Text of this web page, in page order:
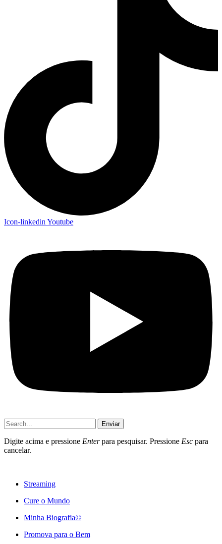
Icon-linkedin Youtube
Enviar
Digite acima e pressione Enterpara pesquisar. Pressione Esc para
cancelar.
Streaming
Cure o Mundo
Minha Biografia©
Promova para o Bem